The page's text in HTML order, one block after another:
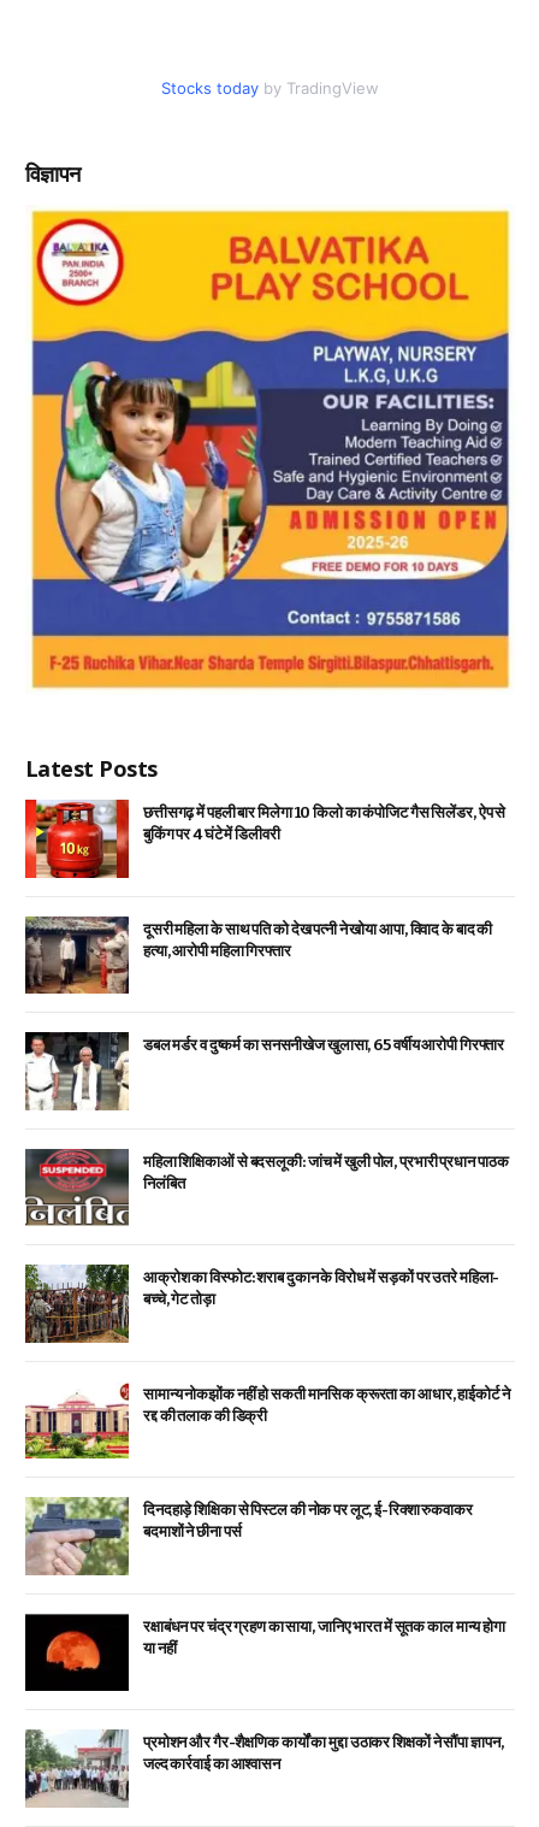
Stocks today by TradingView
विज्ञापन
Latest Posts
छत्तीसगढ़ में पहली बार मिलेगा 10 किलो का कंपोजिट गैस सिलेंडर, ऐप से
बुकिंग पर 4 घंटे में डिलीवरी
दूसरी महिला के साथ पति को देख पत्नी ने खोया आपा, विवाद के बाद की
हत्या, आरोपी महिला गिरफ्तार
डबल मर्डर व दुष्कर्म का सनसनीखेज खुलासा, 65 वर्षीय आरोपी गिरफ्तार
महिला शिक्षिकाओं से बदसलूकी: जांच में खुली पोल, प्रभारी प्रधान पाठक
निलंबित
आक्रोश का विस्फोट: शराब दुकान के विरोध में सड़कों पर उतरे महिला-
बच्चे, गेट तोड़ा
सामान्य नोकझोंक नहीं हो सकती मानसिक क्रूरता का आधार, हाईकोर्ट ने
रद्द की तलाक की डिक्री
दिनदहाड़े शिक्षिका से पिस्टल की नोक पर लूट, ई-रिक्शा रुकवाकर
बदमाशों ने छीना पर्स
रक्षाबंधन पर चंद्र ग्रहण का साया, जानिए भारत में सूतक काल मान्य होगा
या नहीं
प्रमोशन और गैर-शैक्षणिक कार्यों का मुद्दा उठाकर शिक्षकों ने सौंपा ज्ञापन,
जल्द कार्रवाई का आश्वासन